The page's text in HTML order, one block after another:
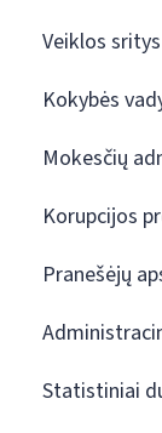
Veiklos sritys
Kokybės
Mokesčių
Korupcijos
Pranešėjų
Statistiniai